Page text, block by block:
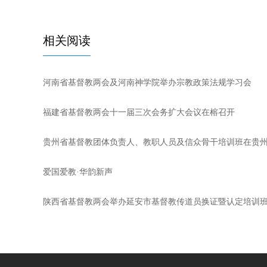
相关阅读
河南省基督教两会及河南神学院举办宗教政策法规学习会
福建省基督教两会十一届三次会务扩大会议在榕召开
贵州省基督教团体负责人、教职人员及信众骨干培训班在贵
爱国爱教·华韵新声
陕西省基督教两会举办延安市基督教传道员换证暨认定培训